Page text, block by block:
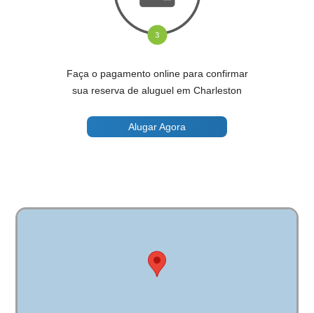
Faça o pagamento online para confirmar
sua reserva de aluguel em Charleston
Alugar Agora